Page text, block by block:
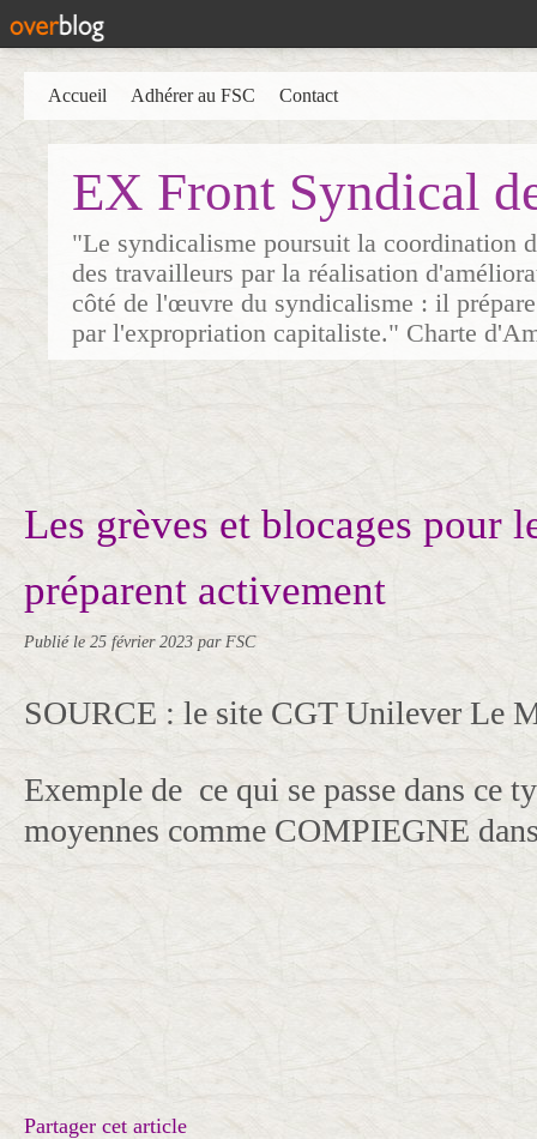
EX Front Syndical
"Le syndicalisme poursuit la coordination
des travailleurs par la réalisation
côté de l'œuvre du syndicalisme : il
par l'expropriation capitaliste." Charte
Accueil Adhérer au FSC Contact
Les grèves et blocages pour
préparent activement
Publié le 25 février 2023 par FSC
SOURCE : le site CGT Unilever Le
Exemple de ce qui se passe dans ce
moyennes comme COMPIEGNE
Partager cet article